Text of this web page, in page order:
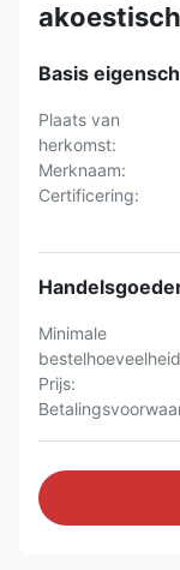
Basis
Plaats van
herkomst:
Merknaam:
Certificering:
Minimale
Prijs: